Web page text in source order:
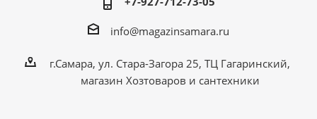
info@magazinsamara.ru
г.Самара, ул. Стара-Загора 25, ТЦ Гагаринский,
магазин Хозтоваров и сантехники